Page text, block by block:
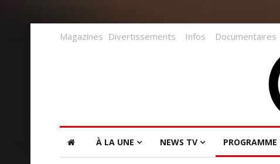
Magazines Divertissements Infos Documentaires
À LA UNE NEWS TV PROGRAMME